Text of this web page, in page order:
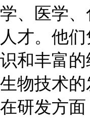
学、医学
人才。他
识和丰富
生物技术的
在研发方